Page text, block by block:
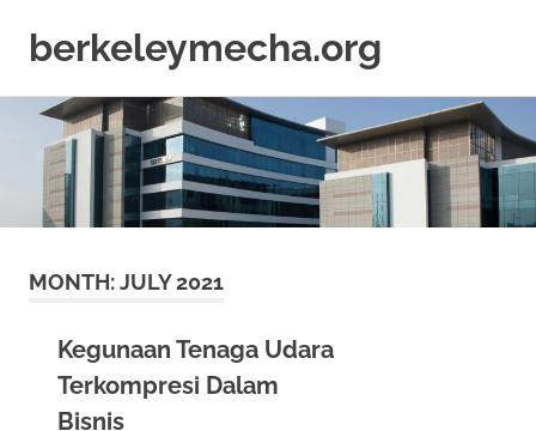
content
berkeleymecha.org
Bisnis
Terkini
MONTH:JULY 2021
Kegunaan Tenaga Udara
Terkompresi Dalam
Bisnis